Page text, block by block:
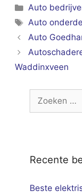
Categorieën
Auto
Tags
Auto
Auto
Waddinxveen
Zoek
Recente
Beste